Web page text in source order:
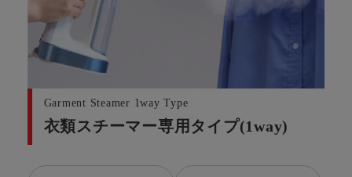
Garment Steamer 1way Type
衣類スチーマー専用タイプ(1way)